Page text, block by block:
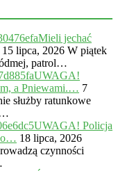
Mieli jechać
15 lipca, 2026 W piątek
patrol…
UWAGA!
a Pniewami.… 7
służby ratunkowe
UWAGA! Policja
18 lipca, 2026
czynności